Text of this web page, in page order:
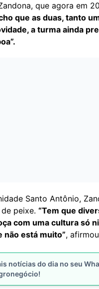
que agora em
que as duas, tanto
a turma ainda
Santo Antônio,
peixe. “Tem que
com uma cultura só
não está muito”,
notícias do dia no seu